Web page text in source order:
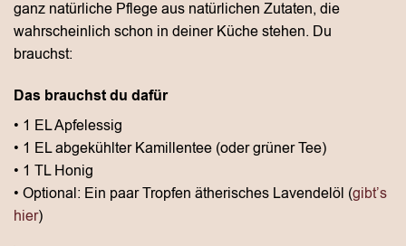
ganz natürliche Pflege aus natürlichen Zutaten, die
wahrscheinlich schon in deiner Küche stehen. Du
brauchst:
Das brauchst du dafür
• 1 EL Apfelessig
• 1 EL abgekühlter Kamillentee (oder grüner Tee)
• 1 TL Honig
• Optional: Ein paar Tropfen ätherisches Lavendelöl (gibt’s
hier)